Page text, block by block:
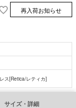
再入荷お知らせ
ス[Retica/レティカ]
サイズ・詳細